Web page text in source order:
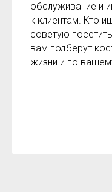
обслуживание и
к клиентам. Кто
советую
вам подберут
жизни и по